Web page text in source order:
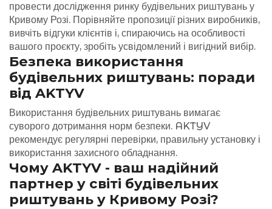
провести дослідження ринку будівельних риштувань у
Кривому Розі. Порівняйте пропозиції різних виробників,
вивчіть відгуки клієнтів і, спираючись на особливості
вашого проєкту, зробіть усвідомлений і вигідний вибір.
Безпека використання
будівельних риштувань: поради
від AKTYV
Використання будівельних риштувань вимагає
суворого дотримання норм безпеки. AKTYV
рекомендує регулярні перевірки, правильну установку і
використання захисного обладнання.
Чому AKTYV - ваш надійний
партнер у світі будівельних
риштувань у Кривому Розі?